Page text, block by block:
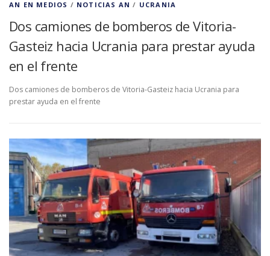
AN EN MEDIOS / NOTICIAS AN / UCRANIA
Dos camiones de bomberos de Vitoria-
Gasteiz hacia Ucrania para prestar ayuda
en el frente
Dos camiones de bomberos de Vitoria-Gasteiz hacia Ucrania para
prestar ayuda en el frente